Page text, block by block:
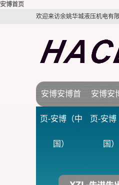
安博首页
欢迎来访余姚华城液压机电有
安博安博首
页-安博（中
国）
安博安
页-安博
国）
公司简